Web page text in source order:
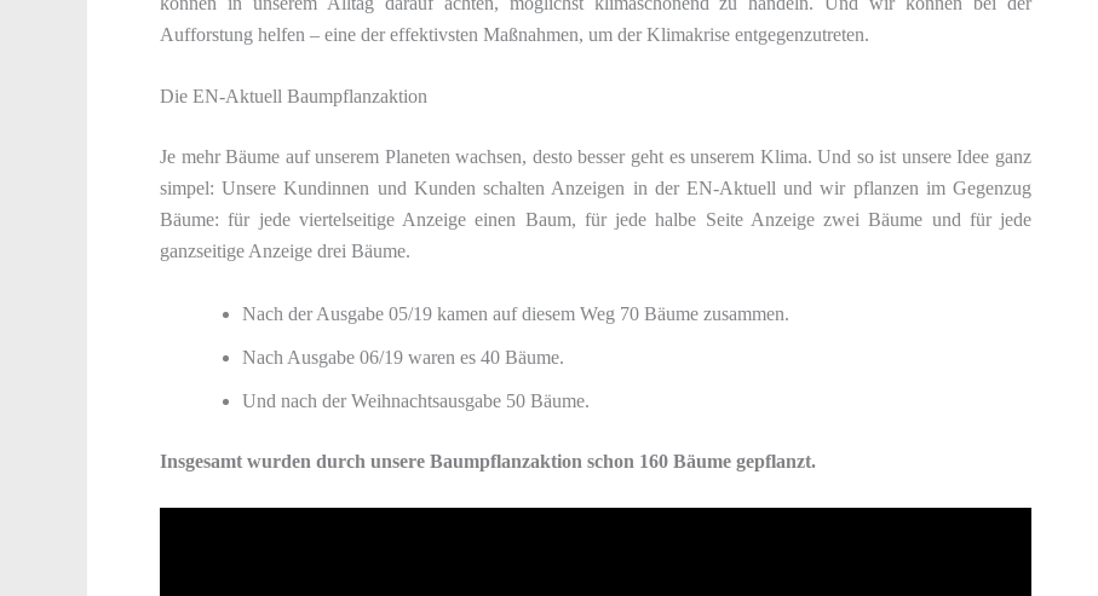
Aufforstung helfen – eine der effektivsten Maßnahmen, um der Klimakrise entgegenzutreten.
Die EN-Aktuell Baumpflanzaktion
Je mehr Bäume auf unserem Planeten wachsen, desto besser geht es unserem Klima. Und so ist unsere Idee ganz
simpel: Unsere Kundinnen und Kunden schalten Anzeigen in der EN-Aktuell und wir pflanzen im Gegenzug
Bäume: für jede viertelseitige Anzeige einen Baum, für jede halbe Seite Anzeige zwei Bäume und für jede
ganzseitige Anzeige drei Bäume.
Nach der Ausgabe 05/19 kamen auf diesem Weg 70 Bäume zusammen.
Nach Ausgabe 06/19 waren es 40 Bäume.
Und nach der Weihnachtsausgabe 50 Bäume.
Insgesamt wurden durch unsere Baumpflanzaktion schon 160 Bäume gepflanzt.